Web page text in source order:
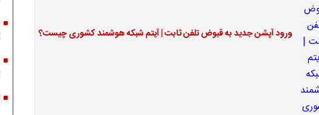
ورود آپشن جدید به قبوض تلفن ثابت | آیتم شبکه هوشمند کشوری چیست؟